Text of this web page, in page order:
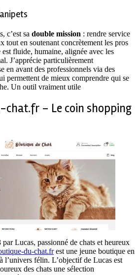
c’est sa double mission : rendre service
tout en soutenant concrètement les pros
fluide, humaine, alignée avec les
J’apprécie particulièrement
en avant des professionnels via des
permettent de mieux comprendre qui se
Un outil vraiment utile
– Le coin shopping
Lucas, passionné de chats et heureux
du-chat.frest une jeune boutique en
l’univers félin. L’objectif de Lucas est
des chats une sélection